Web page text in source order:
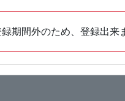
録期間外のため、登録出来